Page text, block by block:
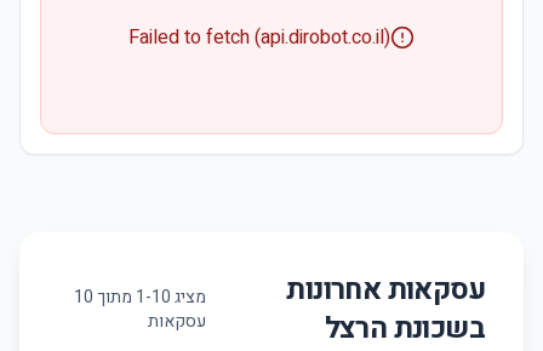
Failed to fetch (api.dirobot.co.il)
עסקאות אחרונות
בשכונתהרצל
מציג 1-10 מתוך10
עסקאות